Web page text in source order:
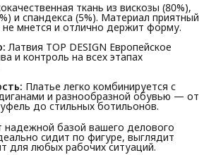
ткань из вискозы (80%),
и спандекса (5%). Материал приятный
мнется и отлично держит форму.
Латвия TOP DESIGN Европейское
и контроль на всех этапах
Платье легко комбинируется с
и разнообразной обувью — от
до стильных ботильонов.
надежной базой вашего делового
сидит по фигуре, выглядит
для любых рабочих ситуаций.